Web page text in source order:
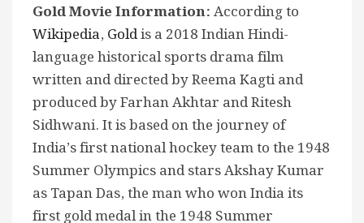
Gold Movie Information:According to
Wikipedia, Goldis a 2018 Indian Hindi-
language historical sports drama film
written and directed by Reema Kagti and
produced by Farhan Akhtar and Ritesh
Sidhwani. It is based on the journey of
India’s first national hockey team to the 1948
Summer Olympics and stars Akshay Kumar
as Tapan Das, the man who won India its
first gold medal in the 1948 Summer